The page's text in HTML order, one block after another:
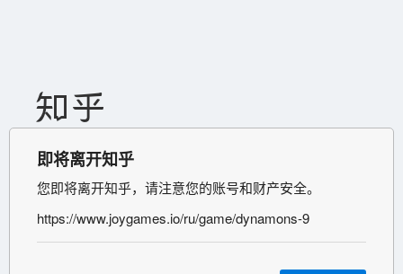
即将离开知乎
您即将离开知乎，请注意您的账号和财产安全。
https://www.joygames.io/ru/game/dynamons-9